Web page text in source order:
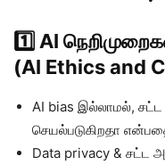
1️⃣ AI
(AI Ethics and
AI bias இல்லாமல், சட்ட
செயல்படுகிறதா
Data privacy & சட்ட